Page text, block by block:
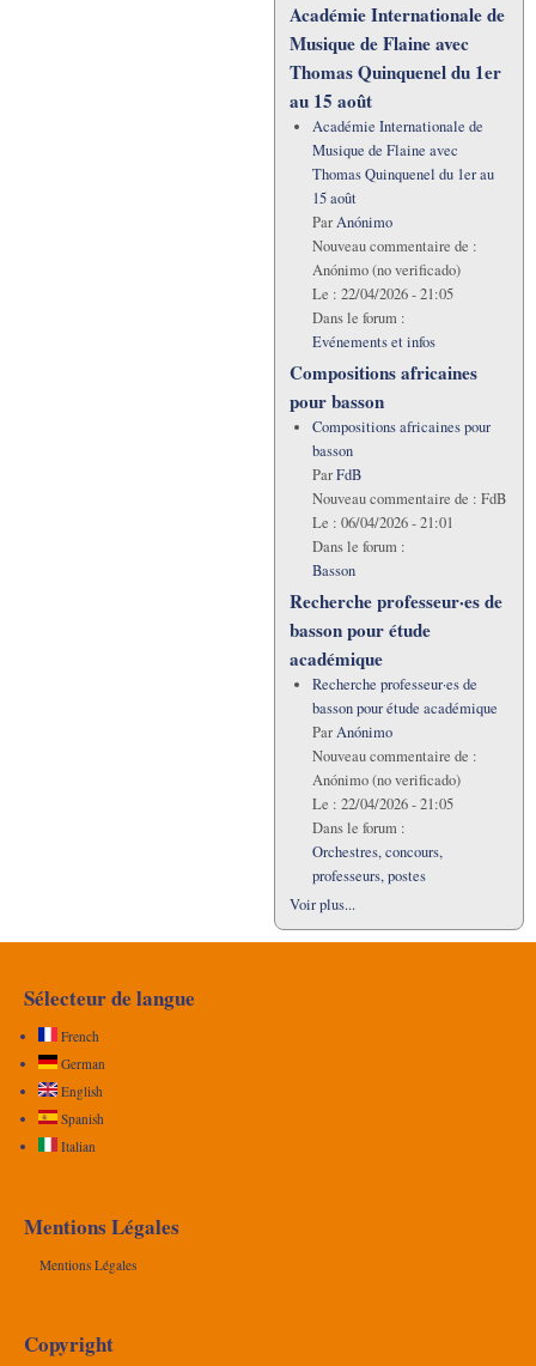
Académie Internationale de
Musique de Flaine avec
Thomas Quinquenel du 1er
au 15 août
Académie Internationale de
Musique de Flaine avec
Thomas Quinquenel du 1er au
15 août
ParAnónimo
Nouveau commentaire de :
Anónimo (no verificado)
Le : 22/04/2026 - 21:05
Dans le forum :
Evénements et infos
Compositions africaines
pour basson
Compositions africaines pour
basson
ParFdB
Nouveau commentaire de : FdB
Le : 06/04/2026 - 21:01
Dans le forum :
Basson
Recherche professeur·es de
basson pour étude
académique
Recherche professeur·es de
basson pour étude académique
ParAnónimo
Nouveau commentaire de :
Anónimo (no verificado)
Le : 22/04/2026 - 21:05
Dans le forum :
Orchestres, concours,
professeurs, postes
Voir plus...
Sélecteur de langue
French
German
English
Spanish
Italian
Mentions Légales
Mentions Légales
Copyright